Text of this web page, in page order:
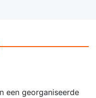
een georganiseerde